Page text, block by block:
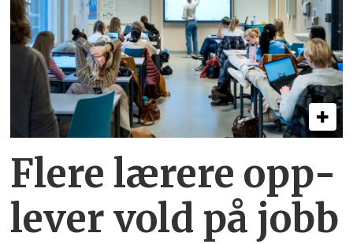
Flere lærere opp­
lever vold på jobb